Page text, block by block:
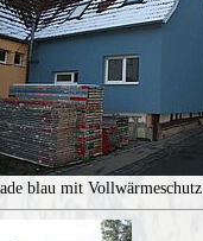
blau mit Vollwärmeschutz